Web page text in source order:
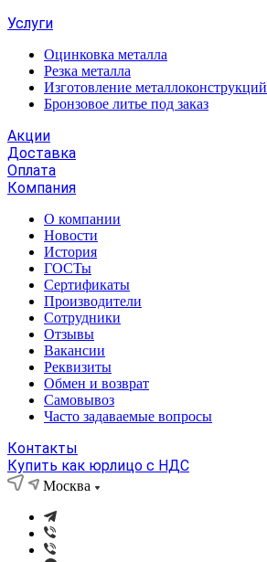
Услуги
Оцинковка металла
Резка металла
Изготовление металлоконструкций
Бронзовое литье под заказ
Акции
Доставка
Оплата
Компания
О компании
Новости
История
ГОСТы
Сертификаты
Производители
Сотрудники
Отзывы
Вакансии
Реквизиты
Обмен и возврат
Самовывоз
Часто задаваемые вопросы
Контакты
Купить как юрлицо с НДС
Москва